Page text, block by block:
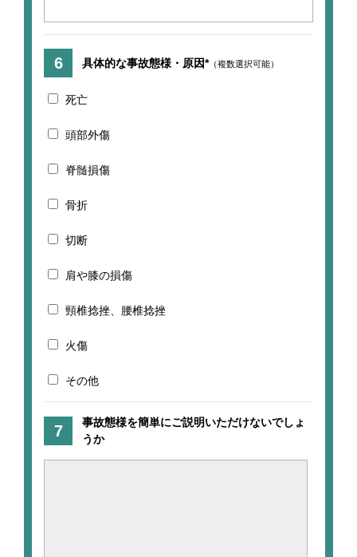
具体的な事故態様・原因*（複数選択可能）
死亡
頭部外傷
脊髄損傷
骨折
切断
肩や膝の損傷
頸椎捻挫、腰椎捻挫
火傷
その他
事故態様を簡単にご説明いただけないでしょ
うか